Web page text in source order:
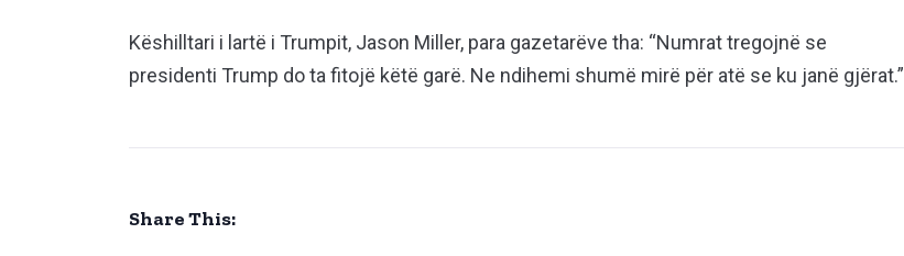
Këshilltari i lartë i Trumpit, Jason Miller, para gazetarëve tha: “Numrat tregojnë se
presidenti Trump do ta fitojë këtë garë. Ne ndihemi shumë mirë për atë se ku janë gjërat.”
Share This: